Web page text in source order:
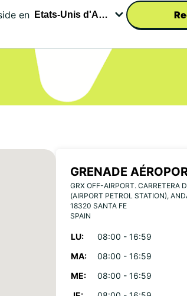
en
GRENADE
GRX OFF-AIRPORT. CARRETERA
(AIRPORT PETROL STATION),
18320 SANTA FE
SPAIN
LU:
08:00 - 16:59
MA:
08:00 - 16:59
ME:
08:00 - 16:59